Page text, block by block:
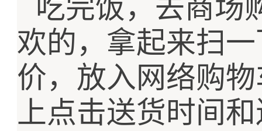
吃完饭，去商场
欢的，拿起来扫
价，放入网络购
上点击送货时间